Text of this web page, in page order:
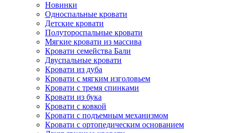
Новинки
Односпальные кровати
Детские кровати
Полутороспальные кровати
Мягкие кровати из массива
Кровати семейства Бали
Двуспальные кровати
Кровати из дуба
Кровати с мягким изголовьем
Кровати с тремя спинками
Кровати из бука
Кровати с ковкой
Кровати с подъемным механизмом
Кровати с ортопедическим основанием